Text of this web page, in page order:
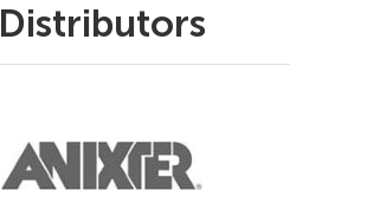
Distributors